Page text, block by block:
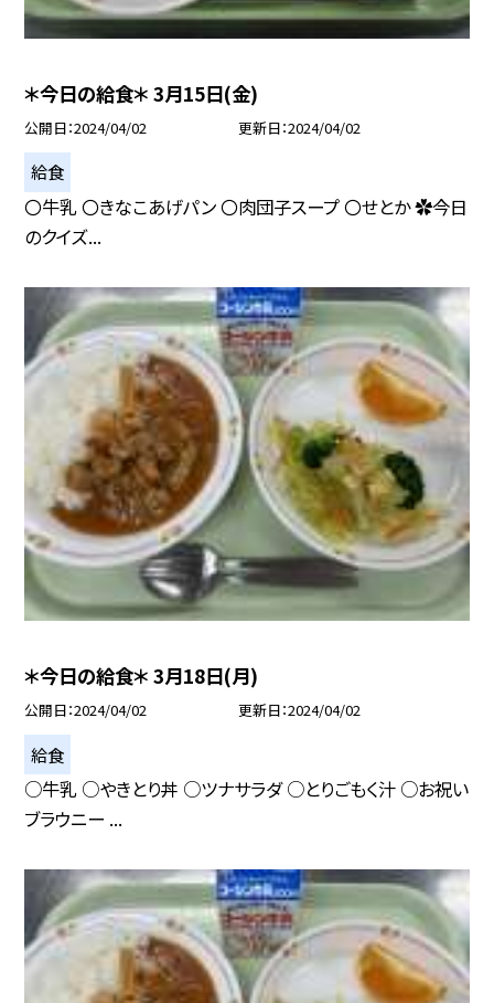
＊今日の給食＊ 3月15日(金)
公開日 2024/04/02 更新日 2024/04/02
給食
〇牛乳 〇きなこあげパン 〇肉団子スープ 〇せとか ✿今日
のクイズ...
＊今日の給食＊ 3月18日(月)
公開日 2024/04/02 更新日 2024/04/02
給食
○牛乳 ○やきとり丼 ○ツナサラダ ○とりごもく汁 ○お祝い
ブラウニー ...